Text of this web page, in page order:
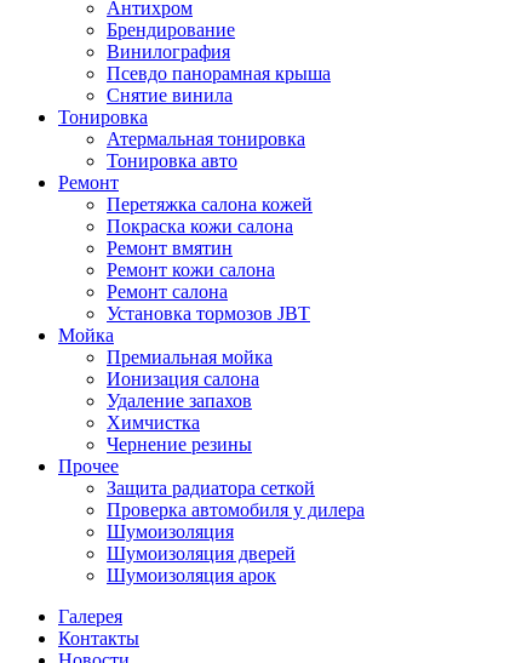
Антихром
Брендирование
Винилография
Псевдо панорамная крыша
Снятие винила
Тонировка
Атермальная тонировка
Тонировка авто
Ремонт
Перетяжка салона кожей
Покраска кожи салона
Ремонт вмятин
Ремонт кожи салона
Ремонт салона
Установка тормозов JBT
Мойка
Премиальная мойка
Ионизация салона
Удаление запахов
Химчистка
Чернение резины
Прочее
Защита радиатора сеткой
Проверка автомобиля у дилера
Шумоизоляция
Шумоизоляция дверей
Шумоизоляция арок
Галерея
Контакты